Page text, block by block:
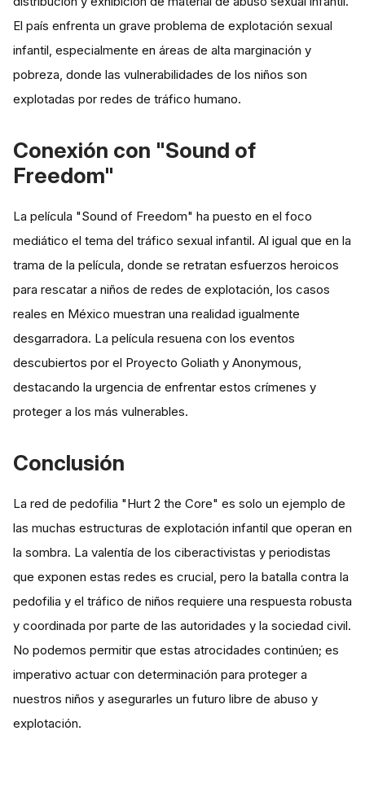
El país enfrenta un grave problema de explotación sexual
infantil, especialmente en áreas de alta marginación y
pobreza, donde las vulnerabilidades de los niños son
explotadas por redes de tráfico humano​.
Conexión con "Sound of
Freedom"
La película "Sound of Freedom" ha puesto en el foco
mediático el tema del tráfico sexual infantil. Al igual que en la
trama de la película, donde se retratan esfuerzos heroicos
para rescatar a niños de redes de explotación, los casos
reales en México muestran una realidad igualmente
desgarradora. La película resuena con los eventos
descubiertos por el Proyecto Goliath y Anonymous,
destacando la urgencia de enfrentar estos crímenes y
proteger a los más vulnerables.
Conclusión
La red de pedofilia "Hurt 2 the Core" es solo un ejemplo de
las muchas estructuras de explotación infantil que operan en
la sombra. La valentía de los ciberactivistas y periodistas
que exponen estas redes es crucial, pero la batalla contra la
pedofilia y el tráfico de niños requiere una respuesta robusta
y coordinada por parte de las autoridades y la sociedad civil.
No podemos permitir que estas atrocidades continúen; es
imperativo actuar con determinación para proteger a
nuestros niños y asegurarles un futuro libre de abuso y
explotación.